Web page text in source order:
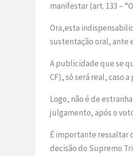
manifestar (art. 133 –
Ora,esta
sustentação oral, ante
A publicidade que se
CF), só será real, caso
Logo, não é de
julgamento, após o
É importante ressaltar
decisão do Supremo